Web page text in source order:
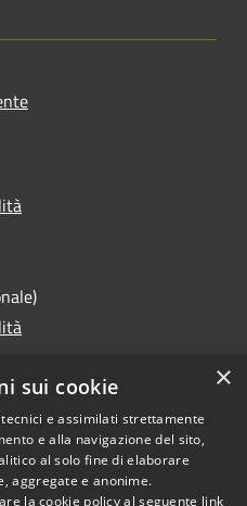
Copyright © 2026 • Comune di
Laveno Mombello • Powered
×
sui cookie
e assimilati strettamente
e alla navigazione del sito,
al solo fine di elaborare
aggregate e anonime.
la cookie policy al seguente link